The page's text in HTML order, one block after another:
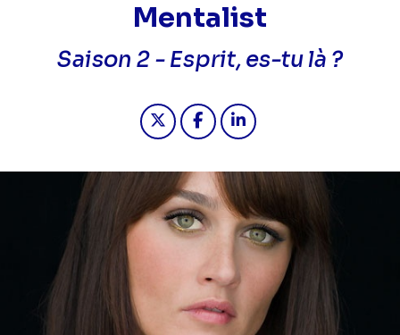
Mentalist
Saison 2 -Esprit, es-tu là ?
Partager "2026-04-27 13:55 -
Partager "2026-04-27